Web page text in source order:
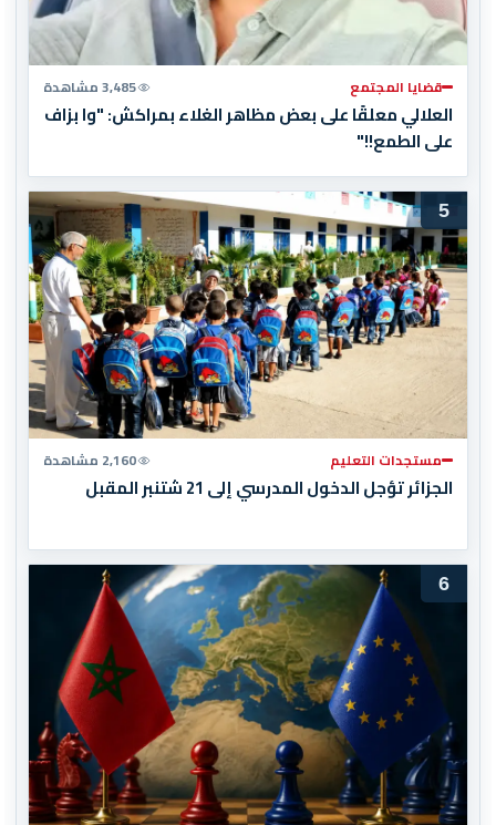
قضايا المجتمع 3,485 مشاهدة
العلالي معلقًا على بعض مظاهر الغلاء بمراكش: "وا بزاف
على الطمع!!"
5
مستجدات التعليم 2,160 مشاهدة
الجزائر تؤجل الدخول المدرسي إلى 21 شتنبر المقبل
6